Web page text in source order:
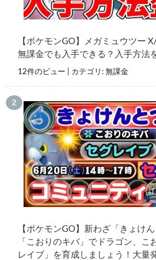
【ポケモンGO】メガミュウツー
無課金でも入手できる？入手方法
12件のビュー カテゴリ:無課金
【ポケモンGO】新わざ「きょけ
「こおりのキバ」でドラゴン、
レイブ」を育成しましょう！大量